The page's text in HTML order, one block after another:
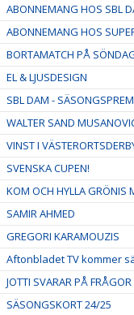
ABONNEMANG HOS SBL
ABONNEMANG HOS
BORTAMATCH PÅ
EL & LJUSDESIGN
SBL DAM -
WALTER SAND
VINST I
SVENSKA CUPEN!
KOM OCH HYLLA GRÖNIS
SAMIR AHMED
GREGORI KARAMOUZIS
Aftonbladet TV kommer
JOTTI SVARAR PÅ
SÄSONGSKORT 24/25